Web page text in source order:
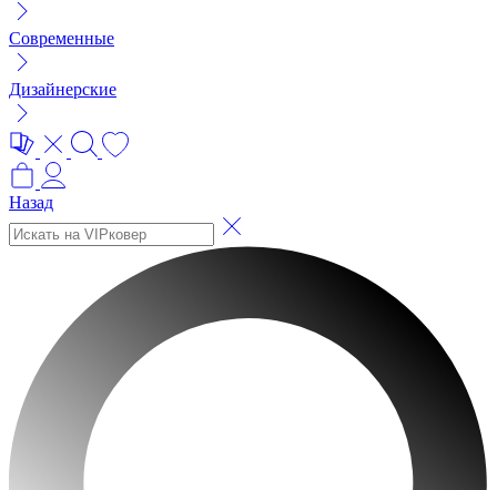
Современные
Дизайнерские
Назад